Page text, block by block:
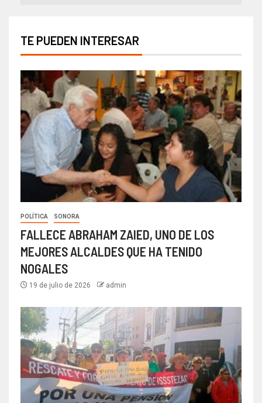
TE PUEDEN INTERESAR
POLÍTICA SONORA
FALLECE ABRAHAM ZAIED, UNO DE LOS
MEJORES ALCALDES QUE HA TENIDO
NOGALES
19 de julio de 2026 admin